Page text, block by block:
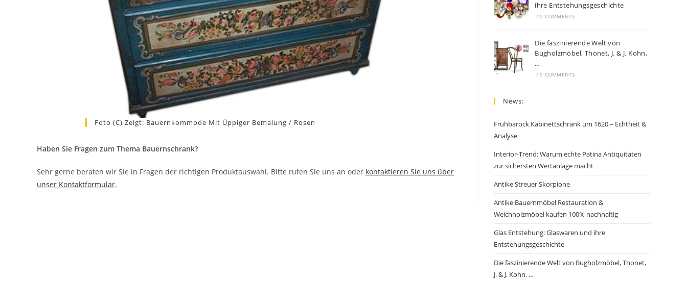
Foto (c) Zeigt: Bauernkommode Mit Üppiger Bemalung / Rosen
Haben Sie Fragen zum Thema Bauernschrank?
Sehr gerne beraten wir Sie in Fragen der richtigen Produktauswahl. Bitte rufen Sie uns an oder kontaktieren Sie uns über
unser Kontaktformular.
ihre Entstehungsgeschichte
/ 0 COMMENTS
Die faszinierende Welt von
Bugholzmöbel, Thonet, J. & J. Kohn,
…
/ 0 COMMENTS
News:
Frühbarock Kabinettschrank um 1620 – Echtheit &
Analyse
Interior-Trend: Warum echte Patina Antiquitäten
zur sichersten Wertanlage macht
Antike Streuer Skorpione
Antike Bauernmöbel Restauration &
Weichholzmöbel kaufen 100% nachhaltig
Glas Entstehung: Glaswaren und ihre
Entstehungsgeschichte
Die faszinierende Welt von Bugholzmöbel, Thonet,
J. & J. Kohn, …